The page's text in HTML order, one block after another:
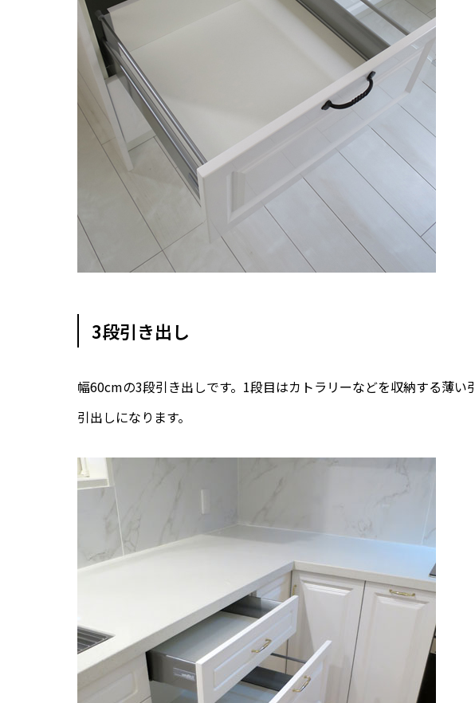
3段引き出し
幅60cmの3段引き出しです。1段目はカトラリーなどを収納する薄
引出しになります。